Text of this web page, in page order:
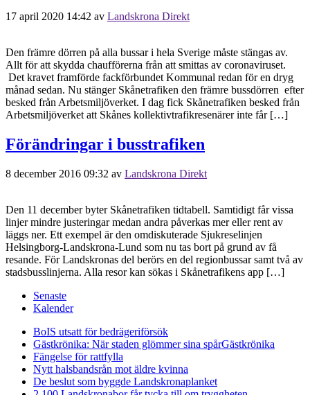
17 april 2020 14:42 av Landskrona Direkt
Den främre dörren på alla bussar i hela Sverige måste stängas av.
Allt för att skydda chaufförerna från att smittas av coronaviruset.
Det kravet framförde fackförbundet Kommunal redan för en dryg
månad sedan. Nu stänger Skånetrafiken den främre bussdörren efter
besked från Arbetsmiljöverket. I dag fick Skånetrafiken besked från
Arbetsmiljöverket att Skånes kollektivtrafikresenärer inte får […]
Förändringar i busstrafiken
8 december 2016 09:32 av Landskrona Direkt
Den 11 december byter Skånetrafiken tidtabell. Samtidigt får vissa
linjer mindre justeringar medan andra påverkas mer eller rent av
läggs ner. Ett exempel är den omdiskuterade Sjukreselinjen
Helsingborg-Landskrona-Lund som nu tas bort på grund av få
resande. För Landskronas del berörs en del regionbussar samt två av
stadsbusslinjerna. Alla resor kan sökas i Skånetrafikens app […]
Senaste
Kalender
BoIS utsatt för bedrägeriförsök
Gästkrönika: När staden glömmer sina spårGästkrönika
Fängelse för rattfylla
Nytt halsbandsrån mot äldre kvinna
De beslut som byggde Landskronaplanket